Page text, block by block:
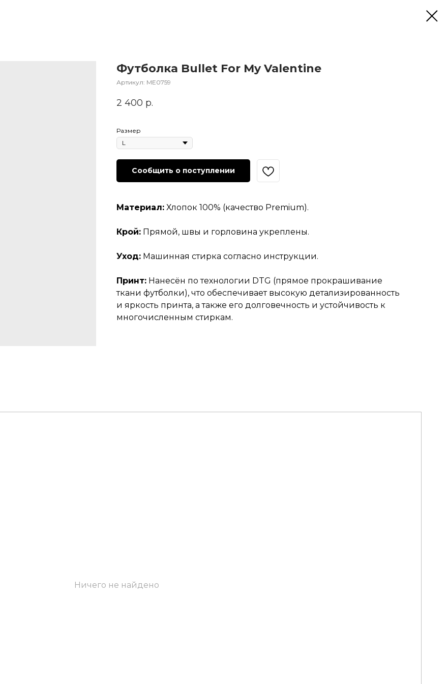
Футболка Bullet For My Valentine
Артикул: МЕ0759
2 400 р.
Размер
Сообщить о поступлении
Материал: Хлопок 100% (качество Premium).
Крой: Прямой, швы и горловина укреплены.
Уход: Машинная стирка согласно инструкции.
Принт: Нанесён по технологии DTG (прямое прокрашивание
ткани футболки), что обеспечивает высокую детализированность
и яркость принта, а также его долговечность и устойчивость к
многочисленным стиркам.
Ничего не найдено